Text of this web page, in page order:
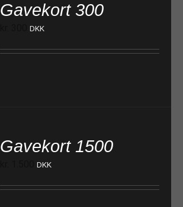
Gavekort 300
DKK
Gavekort 1500
DKK